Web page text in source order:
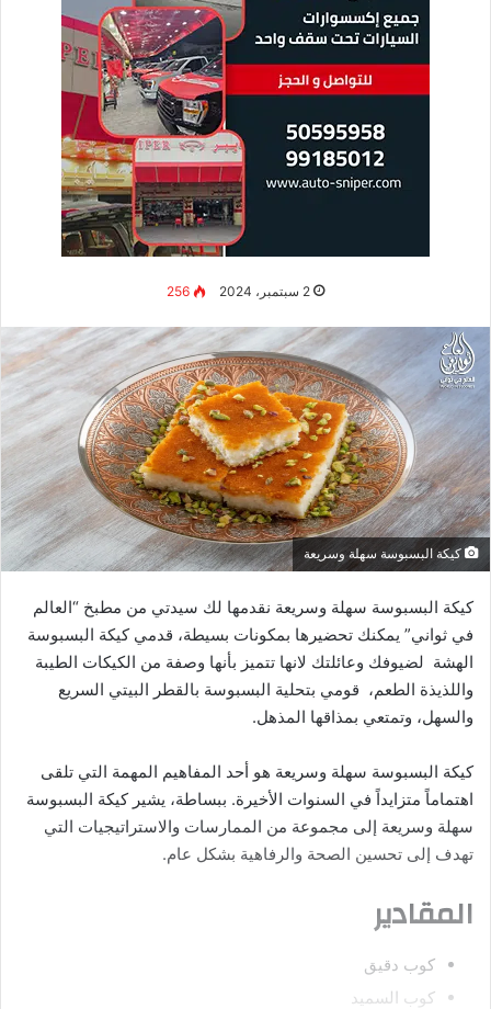
2 سبتمبر، 2024 256
كيكة البسبوسة سهلة وسريعة
كيكة البسبوسة سهلة وسريعة نقدمها لك سيدتي من مطبخ “العالم
في ثواني” يمكنك تحضيرها بمكونات بسيطة، قدمي كيكة البسبوسة
الهشة لضيوفك وعائلتك لانها تتميز بأنها وصفة من الكيكات الطيبة
واللذيذة الطعم، قومي بتحلية البسبوسة بالقطر البيتي السريع
والسهل، وتمتعي بمذاقها المذهل.
كيكة البسبوسة سهلة وسريعة هو أحد المفاهيم المهمة التي تلقى
اهتماماً متزايداً في السنوات الأخيرة. ببساطة، يشير كيكة البسبوسة
سهلة وسريعة إلى مجموعة من الممارسات والاستراتيجيات التي
تهدف إلى تحسين الصحة والرفاهية بشكل عام.
المقادير
كوب دقيق
كوب السميد